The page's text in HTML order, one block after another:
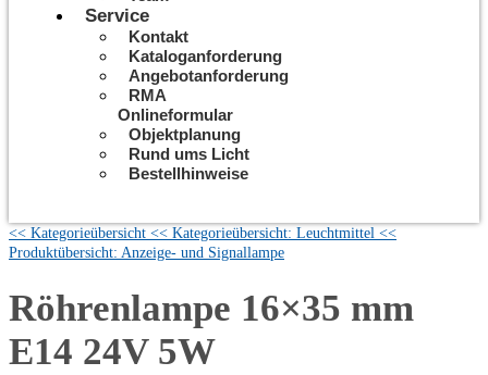
Service
Kontakt
Kataloganforderung
Angebotanforderung
RMA
Onlineformular
Objektplanung
Rund ums Licht
Bestellhinweise
<< Kategorieübersicht << Kategorieübersicht: Leuchtmittel <<
Produktübersicht: Anzeige- und Signallampe
Röhrenlampe 16×35 mm
E14 24V 5W